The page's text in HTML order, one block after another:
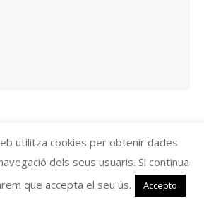
utilitza cookies per obtenir dades
dels seus usuaris. Si continua
que accepta el seu ús.
Accepto